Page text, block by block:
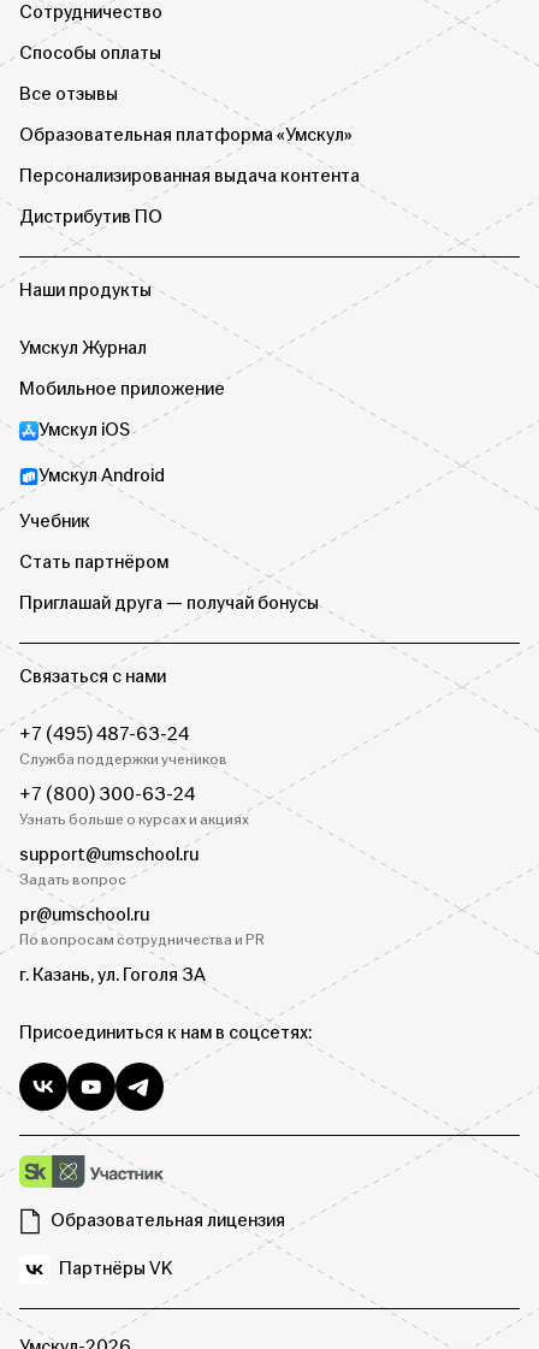
Сотрудничество
Способы оплаты
Все отзывы
Образовательная платформа «Умскул»
Персонализированная выдача контента
Дистрибутив ПО
Наши продукты
Умскул Журнал
Мобильное приложение
Умскул iOS
Умскул Android
Учебник
Стать партнёром
Приглашай друга — получай бонусы
Связаться с нами
+7 (495) 487-63-24
Служба поддержки учеников
+7 (800) 300-63-24
Узнать больше о курсах и акциях
support@umschool.ru
Задать вопрос
pr@umschool.ru
По вопросам сотрудничества и PR
г. Казань, ул. Гоголя 3А
Присоединиться к нам в соцсетях:
Образовательная лицензия
Партнёры VK